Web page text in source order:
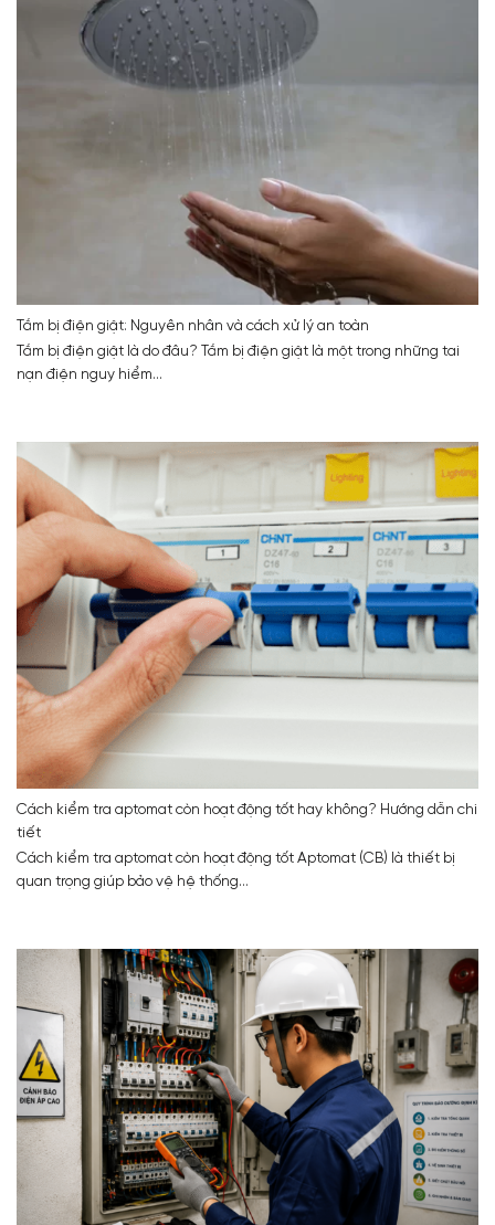
Tắm bị điện giật: Nguyên nhân và cách xử lý an toàn
Tắm bị điện giật là do đâu? Tắm bị điện giật là một trong những tai
nạn điện nguy hiểm...
Cách kiểm tra aptomat còn hoạt động tốt hay không? Hướng dẫn chi
tiết
Cách kiểm tra aptomat còn hoạt động tốt Aptomat (CB) là thiết bị
quan trọng giúp bảo vệ hệ thống...